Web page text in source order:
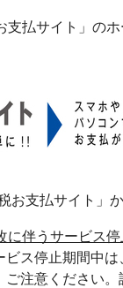
払サイト」のホ
支払サイト」
に伴うサービス停
ビス停止期間中
注意ください